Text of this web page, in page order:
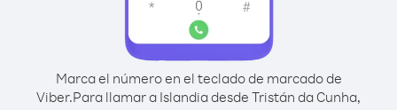
Marca el número en el teclado de marcado de
Viber.Para llamar a Islandia desde Tristán da Cunha,